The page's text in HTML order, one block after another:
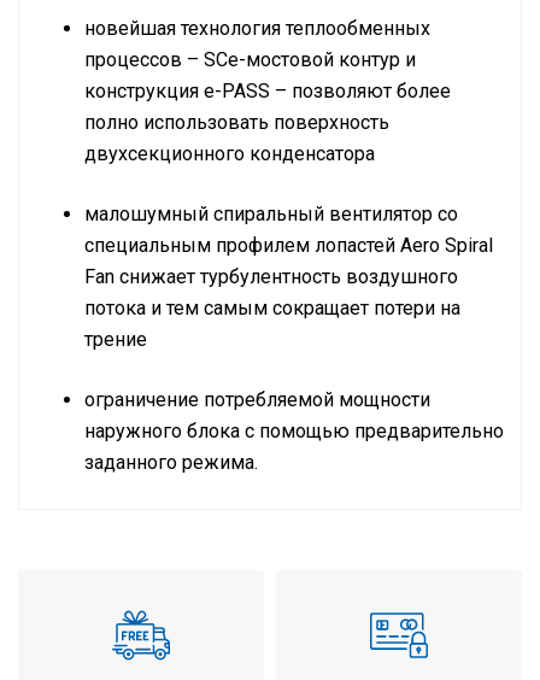
новейшая технология теплообменных
процессов – SCe-мостовой контур и
конструкция е-PASS – позволяют более
полно использовать поверхность
двухсекционного конденсатора
малошумный спиральный вентилятор со
специальным профилем лопастей Aero Spiral
Fan снижает турбулентность воздушного
потока и тем самым сокращает потери на
трение
ограничение потребляемой мощности
наружного блока с помощью предварительно
заданного режима.
Режим работы
обогрев
Холодопроизводительность